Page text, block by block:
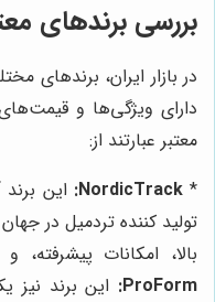
بررسی برندهای
در بازار ایران، برندهای
دارای ویژگی‌ها و
معتبر عبارتند از:
*
NordicTrack: این
تولید کننده تردمیل در
بالا، امکانات
ProForm: این برند نیز